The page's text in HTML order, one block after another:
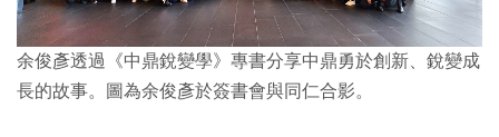
余俊彥透過《中鼎銳變學》專書分享中鼎勇於創新、銳變成
長的故事。圖為余俊彥於簽書會與同仁合影。